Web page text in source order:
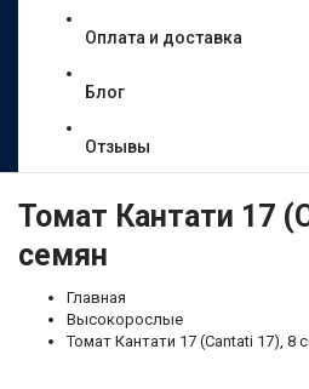
Оплата и доставка
Блог
Отзывы
Томат Кантати 17
семян
Главная
Высокорослые
Томат Кантати 17 (Cantati 17), 8